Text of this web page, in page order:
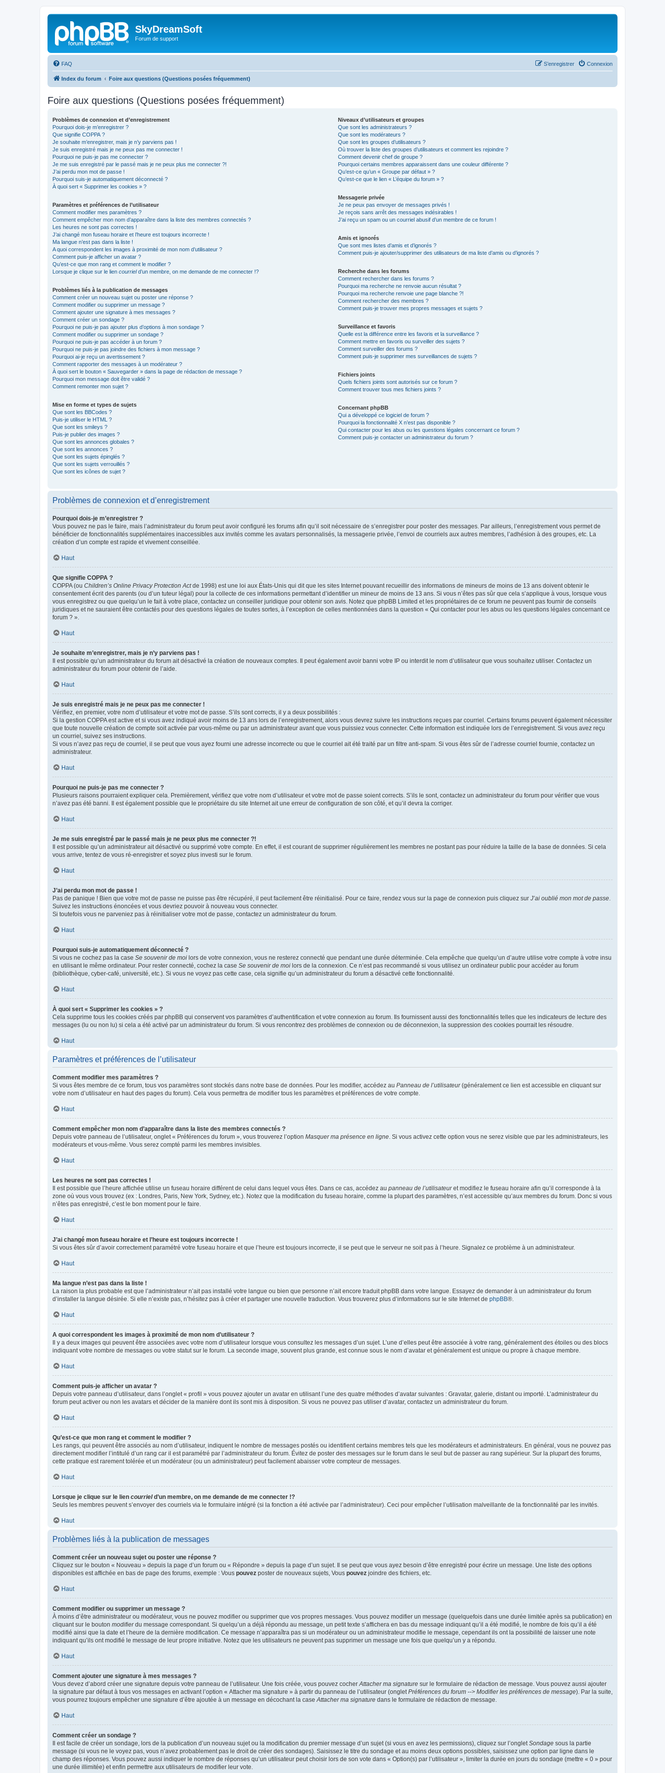
SkyDreamSoft
Forum de support
FAQ Connexion
S’enregistrer
Index du forum Foire aux questions (Questions posées fréquemment)
Foire aux questions (Questions posées fréquemment)
Problèmes de connexion et d’enregistrement
Pourquoi dois-je m’enregistrer ?
Que signifie COPPA ?
Je souhaite m’enregistrer, mais je n’y parviens pas !
Je suis enregistré mais je ne peux pas me connecter !
Pourquoi ne puis-je pas me connecter ?
Je me suis enregistré par le passé mais je ne peux plus me connecter ?!
J’ai perdu mon mot de passe !
Pourquoi suis-je automatiquement déconnecté ?
À quoi sert « Supprimer les cookies » ?
Paramètres et préférences de l’utilisateur
Comment modifier mes paramètres ?
Comment empêcher mon nom d’apparaître dans la liste des membres connectés ?
Les heures ne sont pas correctes !
J’ai changé mon fuseau horaire et l’heure est toujours incorrecte !
Ma langue n’est pas dans la liste !
A quoi correspondent les images à proximité de mon nom d’utilisateur ?
Comment puis-je afficher un avatar ?
Qu’est-ce que mon rang et comment le modifier ?
Lorsque je clique sur le lien courrield’un membre, on me demande de me connecter !?
Problèmes liés à la publication de messages
Comment créer un nouveau sujet ou poster une réponse ?
Comment modifier ou supprimer un message ?
Comment ajouter une signature à mes messages ?
Comment créer un sondage ?
Pourquoi ne puis-je pas ajouter plus d’options à mon sondage ?
Comment modifier ou supprimer un sondage ?
Pourquoi ne puis-je pas accéder à un forum ?
Pourquoi ne puis-je pas joindre des fichiers à mon message ?
Pourquoi ai-je reçu un avertissement ?
Comment rapporter des messages à un modérateur ?
À quoi sert le bouton « Sauvegarder » dans la page de rédaction de message ?
Pourquoi mon message doit être validé ?
Comment remonter mon sujet ?
Mise en forme et types de sujets
Que sont les BBCodes ?
Puis-je utiliser le HTML ?
Que sont les smileys ?
Puis-je publier des images ?
Que sont les annonces globales ?
Que sont les annonces ?
Que sont les sujets épinglés ?
Que sont les sujets verrouillés ?
Que sont les icônes de sujet ?
Niveaux d’utilisateurs et groupes
Que sont les administrateurs ?
Que sont les modérateurs ?
Que sont les groupes d’utilisateurs ?
Où trouver la liste des groupes d’utilisateurs et comment les rejoindre ?
Comment devenir chef de groupe ?
Pourquoi certains membres apparaissent dans une couleur différente ?
Qu’est-ce qu’un « Groupe par défaut » ?
Qu’est-ce que le lien « L’équipe du forum » ?
Messagerie privée
Je ne peux pas envoyer de messages privés !
Je reçois sans arrêt des messages indésirables !
J’ai reçu un spam ou un courriel abusif d’un membre de ce forum !
Amis et ignorés
Que sont mes listes d’amis et d’ignorés ?
Comment puis-je ajouter/supprimer des utilisateurs de ma liste d’amis ou d’ignorés ?
Recherche dans les forums
Comment rechercher dans les forums ?
Pourquoi ma recherche ne renvoie aucun résultat ?
Pourquoi ma recherche renvoie une page blanche ?!
Comment rechercher des membres ?
Comment puis-je trouver mes propres messages et sujets ?
Surveillance et favoris
Quelle est la différence entre les favoris et la surveillance ?
Comment mettre en favoris ou surveiller des sujets ?
Comment surveiller des forums ?
Comment puis-je supprimer mes surveillances de sujets ?
Fichiers joints
Quels fichiers joints sont autorisés sur ce forum ?
Comment trouver tous mes fichiers joints ?
Concernant phpBB
Qui a développé ce logiciel de forum ?
Pourquoi la fonctionnalité X n’est pas disponible ?
Qui contacter pour les abus ou les questions légales concernant ce forum ?
Comment puis-je contacter un administrateur du forum ?
Problèmes de connexion et d’enregistrement
Pourquoi dois-je m’enregistrer ?
Vous pouvez ne pas le faire, mais l’administrateur du forum peut avoir configuré les forums afin qu’il soit nécessaire de s’enregistrer pour poster des messages. Par ailleurs, l’enregistrement vous permet de
bénéficier de fonctionnalités supplémentaires inaccessibles aux invités comme les avatars personnalisés, la messagerie privée, l’envoi de courriels aux autres membres, l’adhésion à des groupes, etc. La
création d’un compte est rapide et vivement conseillée.
Haut
Que signifie COPPA ?
COPPA (ou Children’s Online Privacy Protection Actde 1998) est une loi aux États-Unis qui dit que les sites Internet pouvant recueillir des informations de mineurs de moins de 13 ans doivent obtenir le
consentement écrit des parents (ou d’un tuteur légal) pour la collecte de ces informations permettant d’identifier un mineur de moins de 13 ans. Si vous n’êtes pas sûr que cela s’applique à vous, lorsque vous
vous enregistrez ou que quelqu’un le fait à votre place, contactez un conseiller juridique pour obtenir son avis. Notez que phpBB Limited et les propriétaires de ce forum ne peuvent pas fournir de conseils
juridiques et ne sauraient être contactés pour des questions légales de toutes sortes, à l’exception de celles mentionnées dans la question « Qui contacter pour les abus ou les questions légales concernant ce
forum ? ».
Haut
Je souhaite m’enregistrer, mais je n’y parviens pas !
Il est possible qu’un administrateur du forum ait désactivé la création de nouveaux comptes. Il peut également avoir banni votre IP ou interdit le nom d’utilisateur que vous souhaitez utiliser. Contactez un
administrateur du forum pour obtenir de l’aide.
Haut
Je suis enregistré mais je ne peux pas me connecter !
Vérifiez, en premier, votre nom d’utilisateur et votre mot de passe. S’ils sont corrects, il y a deux possibilités :
Si la gestion COPPA est active et si vous avez indiqué avoir moins de 13 ans lors de l’enregistrement, alors vous devrez suivre les instructions reçues par courriel. Certains forums peuvent également nécessiter
que toute nouvelle création de compte soit activée par vous-même ou par un administrateur avant que vous puissiez vous connecter. Cette information est indiquée lors de l’enregistrement. Si vous avez reçu
un courriel, suivez ses instructions.
Si vous n’avez pas reçu de courriel, il se peut que vous ayez fourni une adresse incorrecte ou que le courriel ait été traité par un filtre anti-spam. Si vous êtes sûr de l’adresse courriel fournie, contactez un
administrateur.
Haut
Pourquoi ne puis-je pas me connecter ?
Plusieurs raisons pourraient expliquer cela. Premièrement, vérifiez que votre nom d’utilisateur et votre mot de passe soient corrects. S’ils le sont, contactez un administrateur du forum pour vérifier que vous
n’avez pas été banni. Il est également possible que le propriétaire du site Internet ait une erreur de configuration de son côté, et qu’il devra la corriger.
Haut
Je me suis enregistré par le passé mais je ne peux plus me connecter ?!
Il est possible qu’un administrateur ait désactivé ou supprimé votre compte. En effet, il est courant de supprimer régulièrement les membres ne postant pas pour réduire la taille de la base de données. Si cela
vous arrive, tentez de vous ré-enregistrer et soyez plus investi sur le forum.
Haut
J’ai perdu mon mot de passe !
Pas de panique ! Bien que votre mot de passe ne puisse pas être récupéré, il peut facilement être réinitialisé. Pour ce faire, rendez vous sur la page de connexion puis cliquez sur J’ai oublié mon mot de passe
Suivez les instructions énoncées et vous devriez pouvoir à nouveau vous connecter.
Si toutefois vous ne parveniez pas à réinitialiser votre mot de passe, contactez un administrateur du forum.
Haut
Pourquoi suis-je automatiquement déconnecté ?
Si vous ne cochez pas la case Se souvenir de moi lors de votre connexion, vous ne resterez connecté que pendant une durée déterminée. Cela empêche que quelqu’un d’autre utilise votre compte à votre insu
en utilisant le même ordinateur. Pour rester connecté, cochez la case Se souvenir de moi lors de la connexion. Ce n’est pas recommandé si vous utilisez un ordinateur public pour accéder au forum
(bibliothèque, cyber-café, université, etc.). Si vous ne voyez pas cette case, cela signifie qu’un administrateur du forum a désactivé cette fonctionnalité.
Haut
À quoi sert « Supprimer les cookies » ?
Cela supprime tous les cookies créés par phpBB qui conservent vos paramètres d’authentification et votre connexion au forum. Ils fournissent aussi des fonctionnalités telles que les indicateurs de lecture des
messages (lu ou non lu) si cela a été activé par un administrateur du forum. Si vous rencontrez des problèmes de connexion ou de déconnexion, la suppression des cookies pourrait les résoudre.
Haut
Paramètres et préférences de l’utilisateur
Comment modifier mes paramètres ?
Si vous êtes membre de ce forum, tous vos paramètres sont stockés dans notre base de données. Pour les modifier, accédez au Panneau de l’utilisateur(généralement ce lien est accessible en cliquant sur
votre nom d’utilisateur en haut des pages du forum). Cela vous permettra de modifier tous les paramètres et préférences de votre compte.
Haut
Comment empêcher mon nom d’apparaître dans la liste des membres connectés ?
Depuis votre panneau de l’utilisateur, onglet « Préférences du forum », vous trouverez l’option Masquer ma présence en ligne . Si vous activez cette option vous ne serez visible que par les administrateurs, les
modérateurs et vous-même. Vous serez compté parmi les membres invisibles.
Haut
Les heures ne sont pas correctes !
Il est possible que l’heure affichée utilise un fuseau horaire différent de celui dans lequel vous êtes. Dans ce cas, accédez au panneau de l’utilisateuret modifiez le fuseau horaire afin qu’il corresponde à la
zone où vous vous trouvez (ex : Londres, Paris, New York, Sydney, etc.). Notez que la modification du fuseau horaire, comme la plupart des paramètres, n’est accessible qu’aux membres du forum. Donc si vous
n’êtes pas enregistré, c’est le bon moment pour le faire.
Haut
J’ai changé mon fuseau horaire et l’heure est toujours incorrecte !
Si vous êtes sûr d’avoir correctement paramétré votre fuseau horaire et que l’heure est toujours incorrecte, il se peut que le serveur ne soit pas à l’heure. Signalez ce problème à un administrateur.
Haut
Ma langue n’est pas dans la liste !
La raison la plus probable est que l’administrateur n’ait pas installé votre langue ou bien que personne n’ait encore traduit phpBB dans votre langue. Essayez de demander à un administrateur du forum
d’installer la langue désirée. Si elle n’existe pas, n’hésitez pas à créer et partager une nouvelle traduction. Vous trouverez plus d’informations sur le site Internet de phpBB®.
Haut
A quoi correspondent les images à proximité de mon nom d’utilisateur ?
Il y a deux images qui peuvent être associées avec votre nom d’utilisateur lorsque vous consultez les messages d’un sujet. L’une d’elles peut être associée à votre rang, généralement des étoiles ou des blocs
indiquant votre nombre de messages ou votre statut sur le forum. La seconde image, souvent plus grande, est connue sous le nom d’avatar et généralement est unique ou propre à chaque membre.
Haut
Comment puis-je afficher un avatar ?
Depuis votre panneau d’utilisateur, dans l’onglet « profil » vous pouvez ajouter un avatar en utilisant l’une des quatre méthodes d’avatar suivantes : Gravatar, galerie, distant ou importé. L’administrateur du
forum peut activer ou non les avatars et décider de la manière dont ils sont mis à disposition. Si vous ne pouvez pas utiliser d’avatar, contactez un administrateur du forum.
Haut
Qu’est-ce que mon rang et comment le modifier ?
Les rangs, qui peuvent être associés au nom d’utilisateur, indiquent le nombre de messages postés ou identifient certains membres tels que les modérateurs et administrateurs. En général, vous ne pouvez pas
directement modifier l’intitulé d’un rang car il est paramétré par l’administrateur du forum. Évitez de poster des messages sur le forum dans le seul but de passer au rang supérieur. Sur la plupart des forums,
cette pratique est rarement tolérée et un modérateur (ou un administrateur) peut facilement abaisser votre compteur de messages.
Haut
Lorsque je clique sur le lien courrield’un membre, on me demande de me connecter !?
Seuls les membres peuvent s’envoyer des courriels via le formulaire intégré (si la fonction a été activée par l’administrateur). Ceci pour empêcher l’utilisation malveillante de la fonctionnalité par les invités.
Haut
Problèmes liés à la publication de messages
Comment créer un nouveau sujet ou poster une réponse ?
Cliquez sur le bouton « Nouveau » depuis la page d’un forum ou « Répondre » depuis la page d’un sujet. Il se peut que vous ayez besoin d’être enregistré pour écrire un message. Une liste des options
disponibles est affichée en bas de page des forums, exemple : Vous pouvez poster de nouveaux sujets, Vous pouvez joindre des fichiers, etc.
Haut
Comment modifier ou supprimer un message ?
À moins d’être administrateur ou modérateur, vous ne pouvez modifier ou supprimer que vos propres messages. Vous pouvez modifier un message (quelquefois dans une durée limitée après sa publication) en
cliquant sur le bouton modifierdu message correspondant. Si quelqu’un a déjà répondu au message, un petit texte s’affichera en bas du message indiquant qu’il a été modifié, le nombre de fois qu’il a été
modifié ainsi que la date et l’heure de la dernière modification. Ce message n’apparaîtra pas si un modérateur ou un administrateur modifie le message, cependant ils ont la possibilité de laisser une note
indiquant qu’ils ont modifié le message de leur propre initiative. Notez que les utilisateurs ne peuvent pas supprimer un message une fois que quelqu’un y a répondu.
Haut
Comment ajouter une signature à mes messages ?
Vous devez d’abord créer une signature depuis votre panneau de l’utilisateur. Une fois créée, vous pouvez cocher Attacher ma signature sur le formulaire de rédaction de message. Vous pouvez aussi ajouter
la signature par défaut à tous vos messages en activant l’option « Attacher ma signature » à partir du panneau de l’utilisateur (onglet Préférences du forum --> Modifier les préférences de message). Par la suite,
vous pourrez toujours empêcher une signature d’être ajoutée à un message en décochant la case Attacher ma signature dans le formulaire de rédaction de message.
Haut
Comment créer un sondage ?
Il est facile de créer un sondage, lors de la publication d’un nouveau sujet ou la modification du premier message d’un sujet (si vous en avez les permissions), cliquez sur l’onglet Sondage sous la partie
message (si vous ne le voyez pas, vous n’avez probablement pas le droit de créer des sondages). Saisissez le titre du sondage et au moins deux options possibles, saisissez une option par ligne dans le
champ des réponses. Vous pouvez aussi indiquer le nombre de réponses qu’un utilisateur peut choisir lors de son vote dans « Option(s) par l’utilisateur », limiter la durée en jours du sondage (mettre « 0 » pour
une durée illimitée) et enfin permettre aux utilisateurs de modifier leur vote.